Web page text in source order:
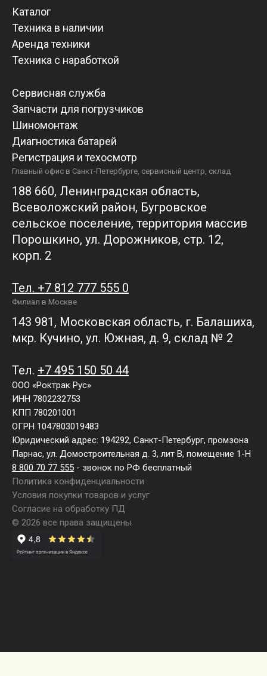
Каталог
Техника в наличии
Аренда техники
Техника с наработкой
Сервисная служба
Запчасти для погрузчиков
Шиномонтаж
Диагностика батарей
Регистрация и техосмотр
Главный офис в Санкт-Петербурге, сервисный центр, склад
188 660, Ленинградская область,
Всеволожский район, Бугровское
сельское поселение, территория массив
Порошкино, ул. Дорожников, стр. 12,
корп. 2
Тел. +7 812 777 555 0
Филиал в Москве
143 981, Московская область, г. Балашиха,
мкр. Кучино, ул. Южная, д. 9, склад № 2
Тел. +7 495 150 50 44
ООО «Роктрак Рус»
ИНН 7802232753
КПП 780201001
ОГРН 1047803019483
Юридический адрес: 194292, Санкт-Петербург, промзона
Парнас, ул. Домостроительная д. 3, лит В, помещение 1-Н
8 800 70 77 555 - звонок по РФ бесплатный
Политика конфиденциальности
Условия покупки товаров и услуг
Согласие на обработку ПД
© 2026 все права защищены